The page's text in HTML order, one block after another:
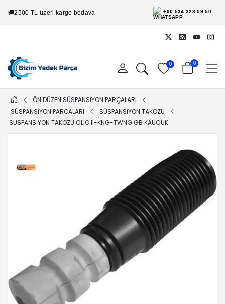
🚚2500 TL üzeri kargo bedava +90 534 228 09 50
0 0
ÖN DÜZEN SÜSPANSİYON PARÇALARI
SÜSPANSİYON PARÇALARI
SÜSPANSİYON TAKOZU
SUSPANSIYON TAKOZU CLIO II-KNG-TWNG GB KAUCUK